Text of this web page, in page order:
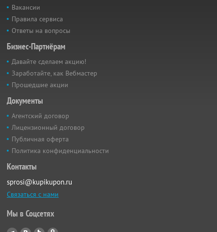
Вакансии
Правила сервиса
Ответы на вопросы
Бизнес-Партнёрам
Давайте сделаем акцию!
Заработайте, как Вебмастер
Прошедшие акции
Документы
Агентский договор
Лицензионный договор
Публичная оферта
Политика конфиденциальности
Контакты
sprosi@kupikupon.ru
Связаться с нами
Мы в Соцсетях